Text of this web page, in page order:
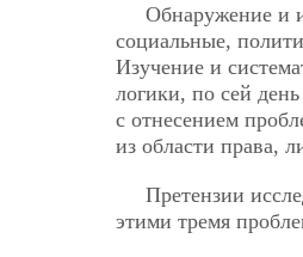
Обнаружение и
социальные,
Изучение и
логики, по сей
с отнесением
из области права,
Претензии
этими тремя